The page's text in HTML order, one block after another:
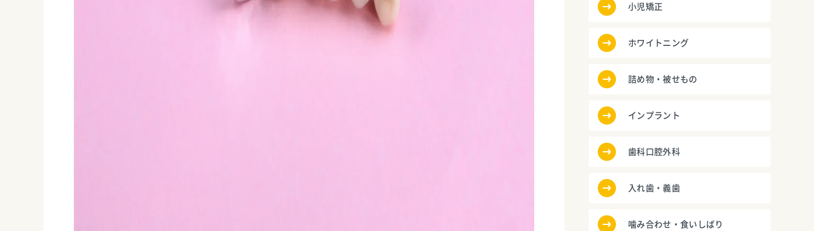
小児矯正
ホワイトニング
詰め物・被せもの
インプラント
歯科口腔外科
入れ歯・義歯
噛み合わせ・食いしばり